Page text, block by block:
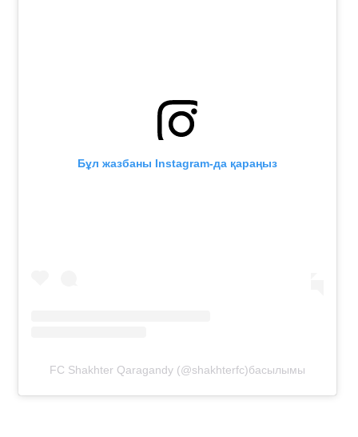
Бұл жазбаны Instagram-да қараңыз
FC Shakhter Qaragandy (@shakhterfc)басылымы